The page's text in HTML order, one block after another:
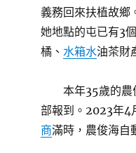
義務回來扶植故鄉
她地點的屯已有3
橘、水箱水油茶財
本年35歲的農
部報到。2023年4
商滿時，農俊海自